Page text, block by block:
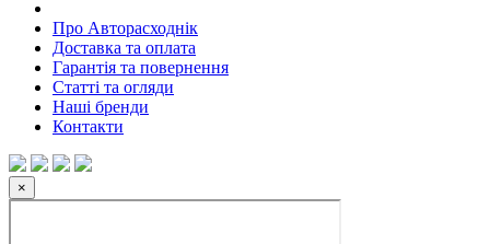
Про Авторасходнік
Доставка та оплата
Гарантія та повернення
Статті та огляди
Наші бренди
Контакти
×